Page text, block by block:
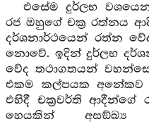
එසේම දුර්ලභ
රජ ඔහුගේ චක්‍ර රත්නය
දර්ශනාර්ථයෙන් රත්න
නොවේ. ඉදින් දුර්ලභ
වේද තථාගතයන්
එකම කල්පයක අනේකව
එහිදී චක්‍රවර්ති
හෙයකින් අසඞ්ඛ්‍ය